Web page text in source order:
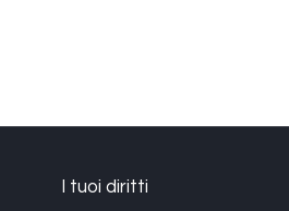
I tuoi diritti